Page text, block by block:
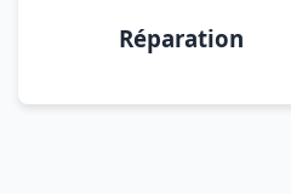
Réparation